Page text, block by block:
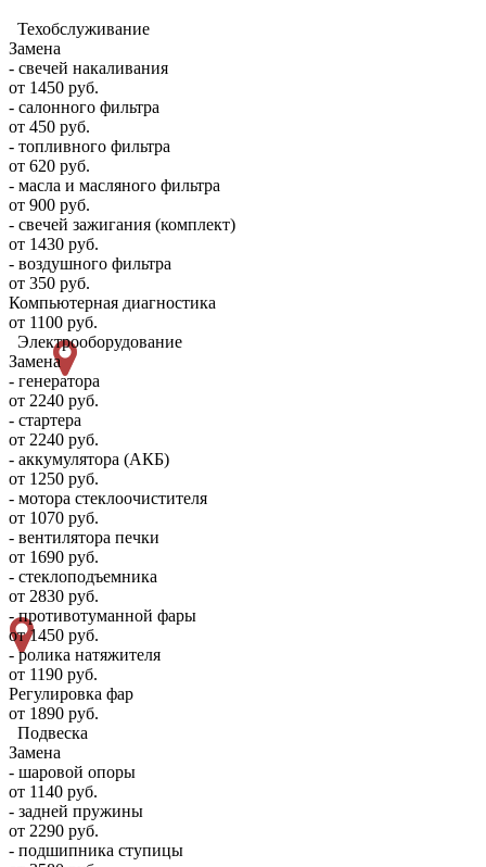
Техобслуживание
Замена
- свечей накаливания
от 1450 руб.
- салонного фильтра
от 450 руб.
- топливного фильтра
от 620 руб.
- масла и масляного фильтра
от 900 руб.
- свечей зажигания (комплект)
от 1430 руб.
- воздушного фильтра
от 350 руб.
Компьютерная диагностика
от 1100 руб.
Электрооборудование
Замена
- генератора
от 2240 руб.
- стартера
от 2240 руб.
- аккумулятора (АКБ)
от 1250 руб.
- мотора стеклоочистителя
от 1070 руб.
- вентилятора печки
от 1690 руб.
- стеклоподъемника
от 2830 руб.
- противотуманной фары
от 1450 руб.
- ролика натяжителя
от 1190 руб.
Регулировка фар
от 1890 руб.
Подвеска
Замена
- шаровой опоры
от 1140 руб.
- задней пружины
от 2290 руб.
- подшипника ступицы